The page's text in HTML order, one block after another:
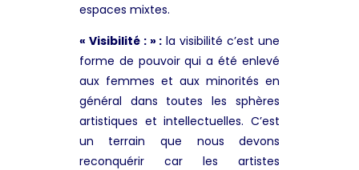
espaces mixtes.
« Visibilité : » : la visibilité c’est une
forme de pouvoir qui a été enlevé
aux femmes et aux minorités en
général dans toutes les sphères
artistiques et intellectuelles. C’est
un terrain que nous devons
reconquérir car les artistes